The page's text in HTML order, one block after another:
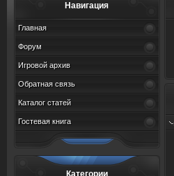
Навигация
Главная
Форум
Игровой архив
Обратная связь
Каталог статей
Гостевая книга
Категории